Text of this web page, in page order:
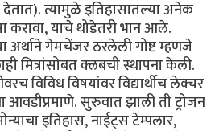
देतात). त्यामुळे इतिहासातल्या अनेक
करावा, याचे थोडेतरी भान आले.
गेमचेंजर ठरलेली गोष्ट म्हणजे
मित्रांसोबत क्लबची स्थापना केली.
विविध विषयांवर विद्यार्थीच लेक्चर
आवडीप्रमाणे. सुरुवात झाली ती ट्रोजन
इतिहास, नाईट्स टेम्पलार,